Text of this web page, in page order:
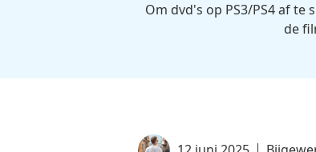
Om dvd's op PS3/PS4 af
de